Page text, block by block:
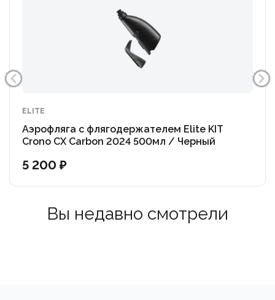
— вы не теряете ни секунды на дистанции.
Надежный хват (Speed-Texture): Специальная
антискользящая текстура на фляге обеспечивает
уверенный хват даже потными руками и
дополнительно улучшает аэродинамику системы.
Безопасность и гигиена: Фляга полностью безопасна
(100% BPA-free), не сохраняет запахи и вкусы. Крышка
очистки после гонки.
Elite Kit Crono CX Carbon — это выбор тех, кто
гоняется ради победы. Каждая деталь работает на
ELITE
Аэрофляга с флягодержателем Elite KIT
Crono CX Carbon 2024 500мл / Черный
5 200 ₽
Вы недавно смотрели